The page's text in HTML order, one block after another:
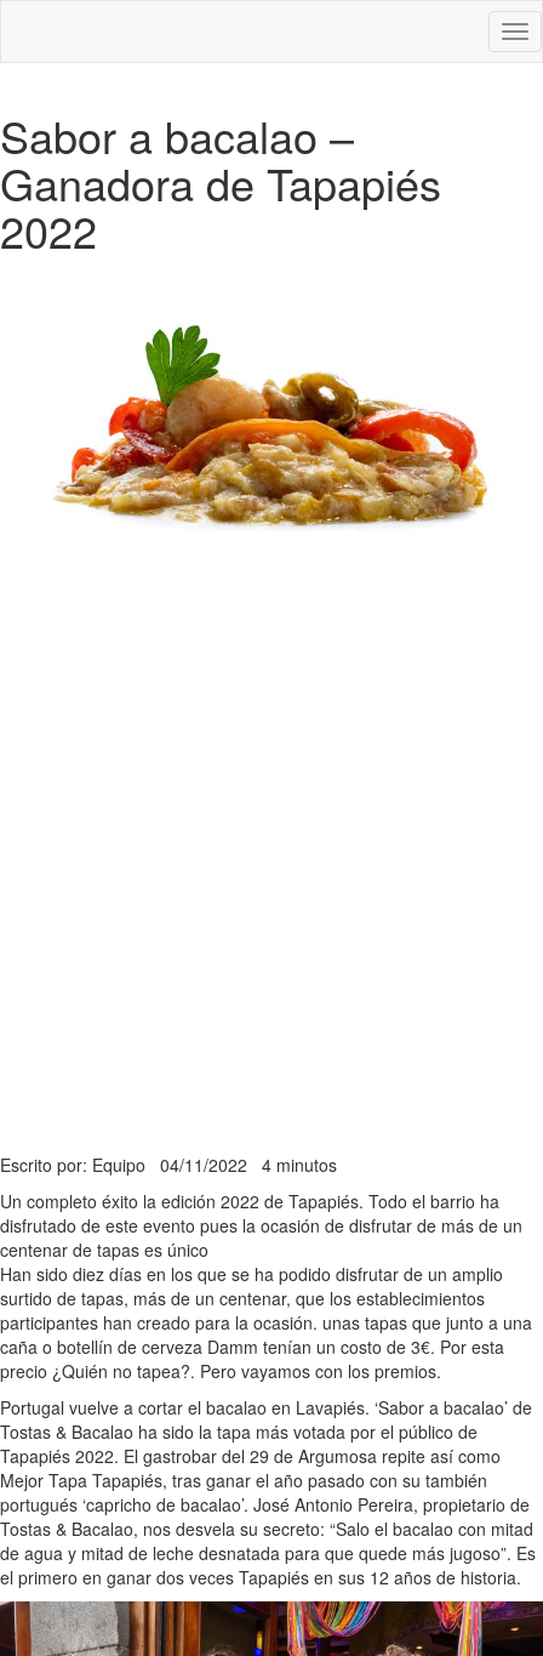
Sabor a bacalao –
Ganadora de Tapapiés
2022
Escrito por: Equipo 04/11/2022 4 minutos
Un completo éxito la edición 2022 de Tapapiés. Todo el barrio ha
disfrutado de este evento pues la ocasión de disfrutar de más de un
centenar de tapas es único
Han sido diez días en los que se ha podido disfrutar de un amplio
surtido de tapas, más de un centenar, que los establecimientos
participantes han creado para la ocasión. unas tapas que junto a una
caña o botellín de cerveza Damm tenían un costo de 3€. Por esta
precio ¿Quién no tapea?. Pero vayamos con los premios.
Portugal vuelve a cortar el bacalao en Lavapiés. ‘Sabor a bacalao’ de
Tostas & Bacalao ha sido la tapa más votada por el público de
Tapapiés 2022. El gastrobar del 29 de Argumosa repite así como
Mejor Tapa Tapapiés, tras ganar el año pasado con su también
portugués ‘capricho de bacalao’. José Antonio Pereira, propietario de
Tostas & Bacalao, nos desvela su secreto: “Salo el bacalao con mitad
de agua y mitad de leche desnatada para que quede más jugoso”. Es
el primero en ganar dos veces Tapapiés en sus 12 años de historia.